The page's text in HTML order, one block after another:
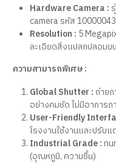
Hardware Camera :
camera รหัส
Resolution : 5
ละเอียดสิ่งแปลกปลอมข
ความสามารถพิเศษ :
Global Shutter :ถ่าย
อย่างคมชัด ไม่มีอาการ
User-Friendly
โรงงานใช้งานและปรับ
Industrial Grade :ทน
(อุณหภูมิ, ความชื้น)